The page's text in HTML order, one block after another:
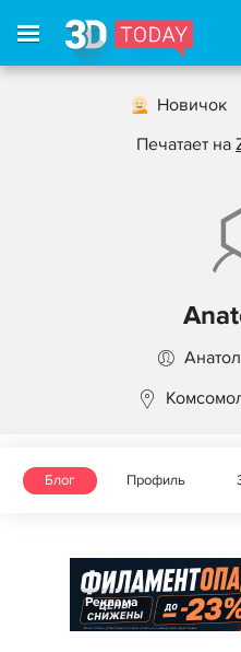
Новичок
Печатает на
Блог Профиль
Реклама